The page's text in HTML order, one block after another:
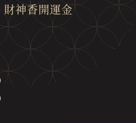
財神香開運金